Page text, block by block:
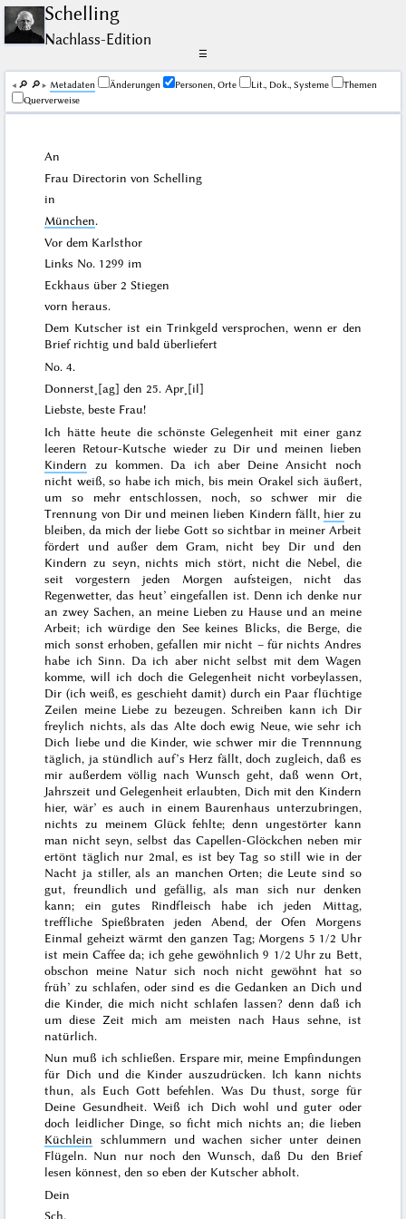
Schelling
Nachlass-Edition
☰
🔎︎ 🔎︎ Me­ta­da­ten Änderungen Personen, Orte Lit., Dok., Systeme
Themen
Querverweise
An
Frau Directorin von Schelling
in
München.
Vor dem Karlsthor
Links No. 1299 im
Eckhaus über 2 Stiegen
vorn heraus.
Dem Kutscher ist ein Trinkgeld versprochen, wenn er den
Brief richtig und bald überliefert
No. 4.
Donnerst˖[ag] den 25. Apr˖[il]
Liebste, beste Frau!
Ich hätte heute die schönste Gelegenheit mit einer ganz
leeren Retour-Kutsche wieder zu Dir und meinen lieben
Kindern zu kommen. Da ich aber Deine Ansicht noch
nicht weiß, so habe ich mich, bis mein Orakel sich äußert,
um so mehr entschlossen, noch, so schwer mir die
Trennung von Dir und meinen lieben Kindern fällt, hier zu
bleiben, da mich der liebe Gott so sichtbar in meiner Arbeit
fördert und außer dem Gram, nicht bey Dir und den
Kindern zu seyn, nichts mich stört, nicht die Nebel, die
seitvorgestern jeden Morgen aufsteigen, nicht das
Regenwetter, das heut’ eingefallen ist. Denn ich denke nur
an zwey Sachen, an meine Lieben zu Hause und an meine
Arbeit; ich würdige den See keines Blicks, die Berge, die
mich sonst erhoben, gefallen mir nicht – für nichts Andres
habe ich Sinn. Da ich aber nicht selbst mit dem Wagen
komme, will ich doch die Gelegenheit nicht vorbeylassen,
Dir (ich weiß, es geschieht damit) durch ein Paar flüchtige
Zeilen meine Liebe zu bezeugen. Schreiben kann ich Dir
freylich nichts, als das Alte doch ewig Neue, wie sehr ich
Dich liebe und die Kinder, wie schwer mir die Trennnung
täglich, ja stündlich auf’s Herz fällt, doch zugleich, daß es
mir außerdem völlig nach Wunsch geht, daß wenn Ort,
Jahrszeit und Gelegenheit erlaubten, Dich mit den Kindern
hier, wär’ es auch in einem Baurenhaus unterzubringen,
nichts zu meinem Glück fehlte; denn ungestörter kann
man nicht seyn, selbst das Capellen-Glöckchen neben mir
ertönt täglich nur 2mal, es ist bey Tag so still wie in der
Nacht ja stiller, als an manchen Orten; die Leute sind so
gut, freundlich und gefällig, als man sich nur denken
kann; ein gutes Rindfleisch habe ich jeden Mittag,
treffliche Spießbraten jeden Abend, der Ofen Morgens
Einmal geheizt wärmt den ganzen Tag; Morgens 5 1/2 Uhr
ist mein Caffee da; ich gehe gewöhnlich 9 1/2 Uhr zu Bett,
obschon meine Natur sich noch nicht gewöhnt hat so
früh’ zu schlafen, oder sind es die Gedanken an Dich und
die Kinder, die mich nicht schlafen lassen? denn daß ich
um diese Zeit mich am meisten nach Haus sehne, ist
natürlich.
Nun muß ich schließen. Erspare mir, meine Empfindungen
für Dich und die Kinder auszudrücken. Ich kann nichts
thun, als Euch Gott befehlen. Was Du thust, sorge für
Deine Gesundheit. Weiß ich Dich wohl und guter oder
doch leidlicher Dinge, so ficht mich nichts an; die lieben
Küchlein schlummern und wachen sicher unter deinen
Flügeln. Nun nur noch den Wunsch, daß Du den Brief
lesen könnest, den so eben der Kutscher abholt.
Dein
Sch.